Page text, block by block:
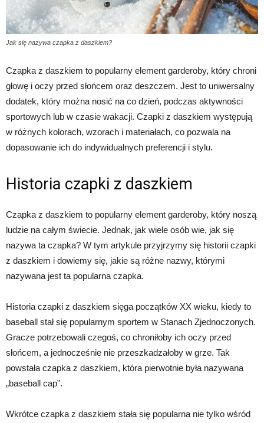
Jak się nazywa czapka z daszkiem?
Czapka z daszkiem to popularny element garderoby, który chroni
głowę i oczy przed słońcem oraz deszczem. Jest to uniwersalny
dodatek, który można nosić na co dzień, podczas aktywności
sportowych lub w czasie wakacji. Czapki z daszkiem występują
w różnych kolorach, wzorach i materiałach, co pozwala na
dopasowanie ich do indywidualnych preferencji i stylu.
Historia czapki z daszkiem
Czapka z daszkiem to popularny element garderoby, który noszą
ludzie na całym świecie. Jednak, jak wiele osób wie, jak się
nazywa ta czapka? W tym artykule przyjrzymy się historii czapki
z daszkiem i dowiemy się, jakie są różne nazwy, którymi
nazywana jest ta popularna czapka.
Historia czapki z daszkiem sięga początków XX wieku, kiedy to
baseball stał się popularnym sportem w Stanach Zjednoczonych.
Gracze potrzebowali czegoś, co chroniłoby ich oczy przed
słońcem, a jednocześnie nie przeszkadzałoby w grze. Tak
powstała czapka z daszkiem, która pierwotnie była nazywana
„baseball cap”.
Wkrótce czapka z daszkiem stała się popularna nie tylko wśród